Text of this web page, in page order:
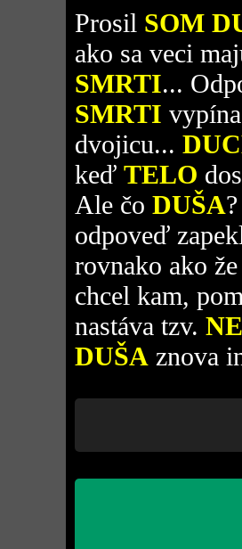
Prosil SOM
ako sa veci
SMRTI...
SMRTI
dvojicu...
keď TELO
Ale čo DUŠA
odpoveď
rovnako ako
chcel kam,
nastáva tzv.
DUŠA znova